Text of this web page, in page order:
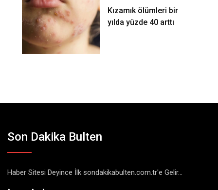
Kızamık ölümleri bir
yılda yüzde 40 arttı
Son Dakika Bulten
Haber Sitesi Deyince İlk sondakikabulten.com.tr'e Gelir...